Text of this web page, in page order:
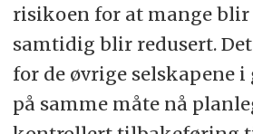
risikoen for at mange
samtidig blir redusert.
for de øvrige selskapene
på samme måte nå